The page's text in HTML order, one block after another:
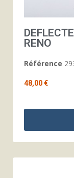
RENO
Référence
48,00 €